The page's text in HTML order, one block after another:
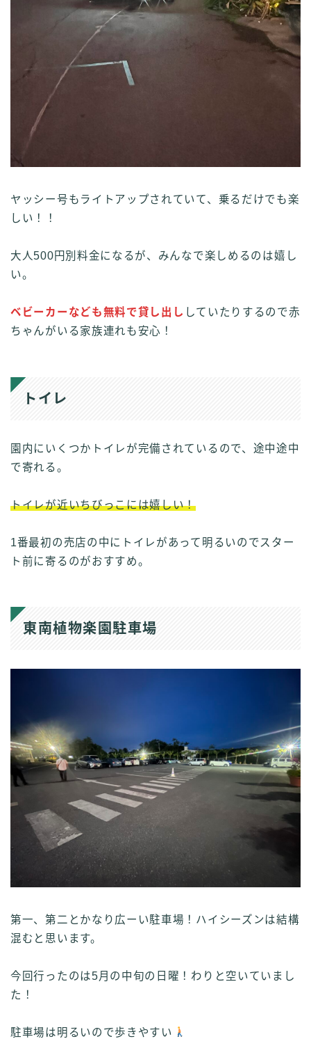
ヤッシー号もライトアップされていて、乗るだけでも楽
しい！！
大人500円別料金になるが、みんなで楽しめるのは嬉し
い。
ベビーカーなども無料で貸し出し していたりするので赤
ちゃんがいる家族連れも安心！
トイレ
園内にいくつかトイレが完備されているので、途中途中
で寄れる。
トイレが近いちびっこには嬉しい！
1番最初の売店の中にトイレがあって明るいのでスター
ト前に寄るのがおすすめ。
東南植物楽園駐車場
第一、第二とかなり広ーい駐車場！ハイシーズンは結構
混むと思います。
今回行ったのは5月の中旬の日曜！わりと空いていまし
た！
駐車場は明るいので歩きやすい